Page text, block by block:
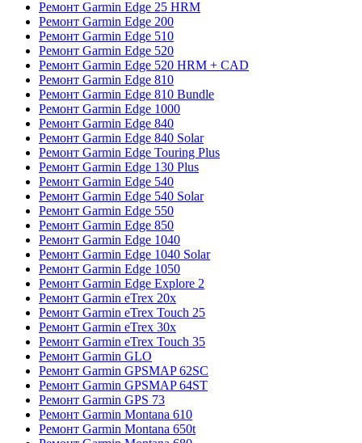
Ремонт Garmin Edge 25 HRM
Ремонт Garmin Edge 200
Ремонт Garmin Edge 510
Ремонт Garmin Edge 520
Ремонт Garmin Edge 520 HRM + CAD
Ремонт Garmin Edge 810
Ремонт Garmin Edge 810 Bundle
Ремонт Garmin Edge 1000
Ремонт Garmin Edge 840
Ремонт Garmin Edge 840 Solar
Ремонт Garmin Edge Touring Plus
Ремонт Garmin Edge 130 Plus
Ремонт Garmin Edge 540
Ремонт Garmin Edge 540 Solar
Ремонт Garmin Edge 550
Ремонт Garmin Edge 850
Ремонт Garmin Edge 1040
Ремонт Garmin Edge 1040 Solar
Ремонт Garmin Edge 1050
Ремонт Garmin Edge Explore 2
Ремонт Garmin eTrex 20x
Ремонт Garmin eTrex Touch 25
Ремонт Garmin eTrex 30x
Ремонт Garmin eTrex Touch 35
Ремонт Garmin GLO
Ремонт Garmin GPSMAP 62SC
Ремонт Garmin GPSMAP 64ST
Ремонт Garmin GPS 73
Ремонт Garmin Montana 610
Ремонт Garmin Montana 650t